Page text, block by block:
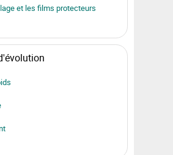
et les films protecteurs